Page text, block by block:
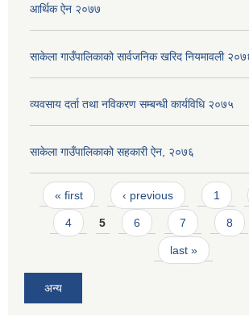
आर्थिक ऐन २०७७
साकेला गाउँपालिकाको सार्वजनिक खरिद नियमावली
व्यवसाय दर्ता तथा नविकरण सम्बन्धी कार्यविधि २०७५
साकेला गाउँपालिकाको सहकारी ऐन, २०७६
Pages
« first ‹ previous 1
4 5 6 7 8
last »
अन्य